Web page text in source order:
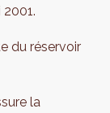
du réservoir
la